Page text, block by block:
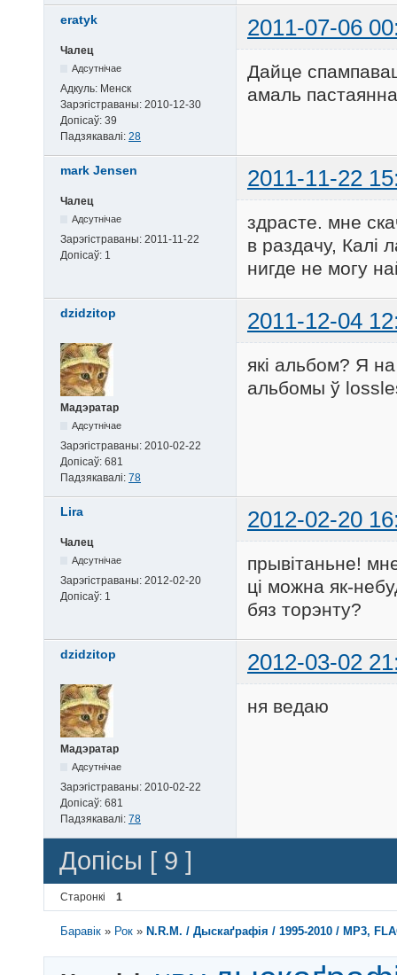
eratyk 2011-07-06
Чалец
Адсутнічае
Адкуль: Менск
Зарэгістраваны: 2010-12-30
Допісаў: 39
Падзякавалі: 28
Дайце
амаль
mark Jensen 2011-11-22
Чалец
Адсутнічае
Зарэгістраваны: 2011-11-22
Допісаў: 1
здрасте. мне
в раздачу, Калі
нигде не могу
dzidzitop 2011-12-04
Мадэратар
Адсутнічае
Зарэгістраваны: 2010-02-22
Допісаў: 681
Падзякавалі: 78
які альбом? Я
альбомы ў
Lira 2012-02-20
Чалец
Адсутнічае
Зарэгістраваны: 2012-02-20
Допісаў: 1
прывітаньне!
ці можна як-
бяз торэнту?
dzidzitop 2012-03-02
Мадэратар
Адсутнічае
Зарэгістраваны: 2010-02-22
Допісаў: 681
Падзякавалі: 78
ня ведаю
Допісы [ 9 ]
Старонкі 1
Баравік » Рок » N.R.M. / Дыскаґрафія / 1995-2010 / MP3,